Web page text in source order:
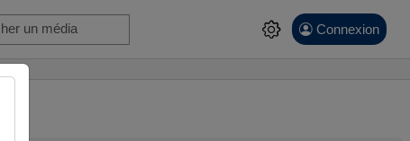
Connexion